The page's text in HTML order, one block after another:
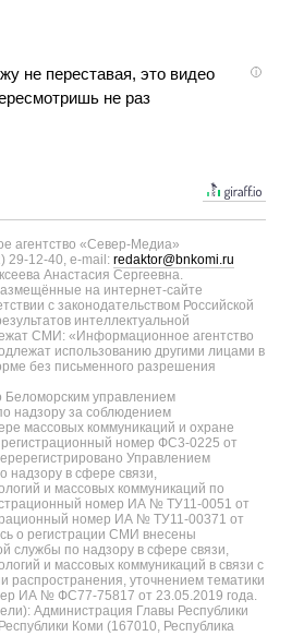
i
не переставая, это видео
не раз
агентство «Север-Медиа»
29-12-40, e-mail: redaktor@bnkomi.ru
Анастасия Сергеевна.
на интернет-сайте
с законодательством Российской
интеллектуальной
СМИ: «Информационное агентство
использованию другими лицами в
без письменного разрешения
управлением
надзору за соблюдением
массовых коммуникаций и охране
регистрационный номер ФС3-0225 от
Управлением
надзору в сфере связи,
и массовых коммуникаций по
номер ИА № ТУ11-0051 от
номер ИА № ТУ11-00371 от
о регистрации СМИ внесены
службы по надзору в сфере связи,
и массовых коммуникаций в связи с
распространения, уточнением тематики
ИА № ФС77-75817 от 23.05.2019 года.
Администрация Главы Республики
Коми (167010, Республика